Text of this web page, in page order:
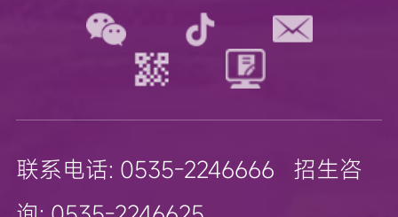
联系电话: 0535-2246666 招生咨